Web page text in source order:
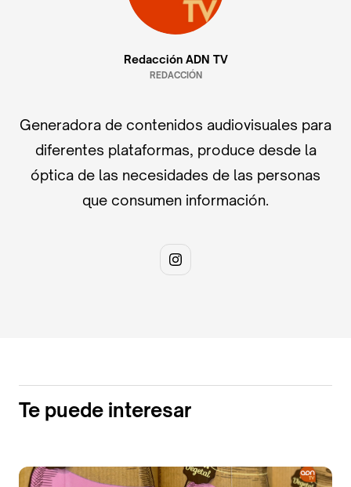
Redacción ADN TV
REDACCIÓN
Generadora de contenidos audiovisuales para
diferentes plataformas, produce desde la
óptica de las necesidades de las personas
que consumen información.
Te puede interesar